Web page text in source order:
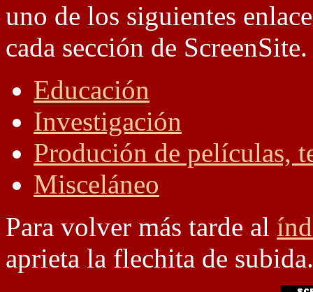
uno de los siguientes
cada sección de ScreenSite.
Educación
Investigación
Produción de películas,
Misceláneo
Para volver más tarde al
aprieta la flechita de